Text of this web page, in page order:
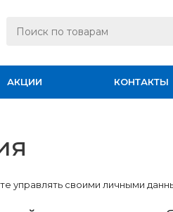
АКЦИИ КОНТАКТЫ
управлять своими личными